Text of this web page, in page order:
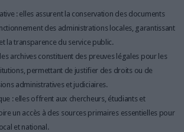
: elles assurent la conservation des documents
des administrations locales, garantissant
la transparence du service public.
archives constituent des preuves légales pour les
permettant de justifier des droits ou de
administratives et judiciaires.
: elles offrent aux chercheurs, étudiants et
un accès à des sources primaires essentielles pour
et national.